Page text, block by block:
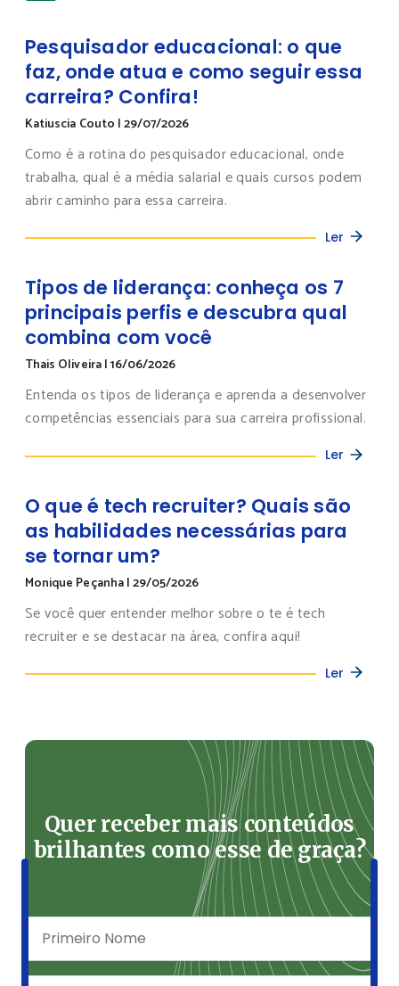
Pesquisador educacional: o que
faz, onde atua e como seguir essa
carreira? Confira!
Katiuscia Couto |29/07/2026
Como é a rotina do pesquisador educacional, onde
trabalha, qual é a média salarial e quais cursos podem
abrir caminho para essa carreira.
Ler
Tipos de liderança: conheça os 7
principais perfis e descubra qual
combina com você
Thais Oliveira|16/06/2026
Entenda os tipos de liderança e aprenda a desenvolver
competências essenciais para sua carreira profissional.
Ler
O que é tech recruiter? Quais são
as habilidades necessárias para
se tornar um?
Monique Peçanha|29/05/2026
Se você quer entender melhor sobre o te é tech
recruiter e se destacar na área, confira aqui!
Ler
Quer receber mais conteúdos
brilhantes como esse de graça?